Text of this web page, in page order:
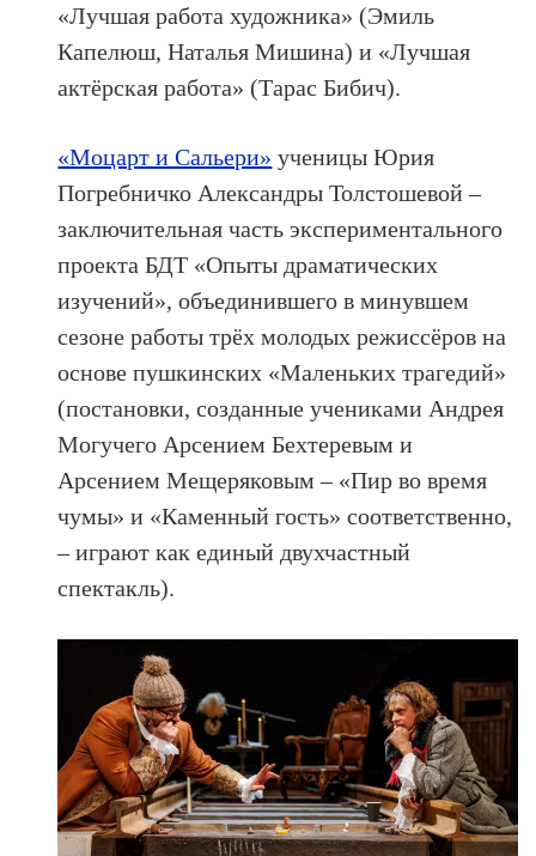
«Лучшая работа художника» (Эмиль
Капелюш, Наталья Мишина) и «Лучшая
актёрская работа» (Тарас Бибич).
«Моцарт и Сальери» ученицы Юрия
Погребничко Александры Толстошевой –
заключительная часть экспериментального
проекта БДТ «Опыты драматических
изучений», объединившего в минувшем
сезоне работы трёх молодых режиссёров на
основе пушкинских «Маленьких трагедий»
(постановки, созданные учениками Андрея
Могучего Арсением Бехтеревым и
Арсением Мещеряковым – «Пир во время
чумы» и «Каменный гость» соответственно,
– играют как единый двухчастный
спектакль).